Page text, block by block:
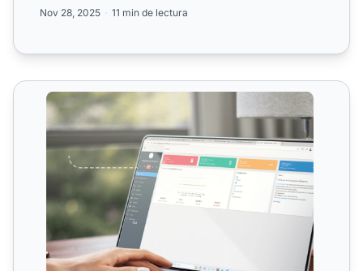
Nov 28, 2025 11 min de lectura
Comisiones Multinivel